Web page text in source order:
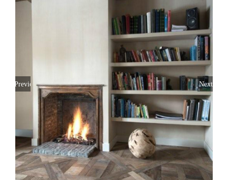
Previous Next